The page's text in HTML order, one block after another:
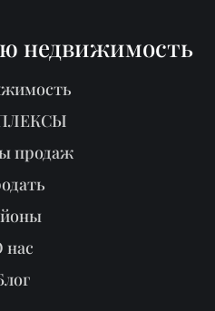
недвижимость
продаж
нас